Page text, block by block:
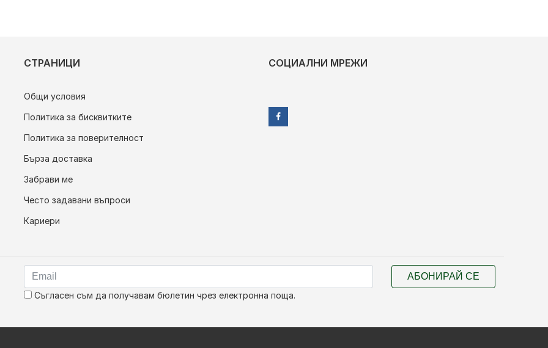
СТРАНИЦИ
Общи условия
Политика за бисквитките
Политика за поверителност
Бърза доставка
Забрави ме
Често задавани въпроси
Кариери
СОЦИАЛНИ МРЕЖИ
Съгласен съм да получавам бюлетин чрез електронна поща.
АБОНИРАЙ СЕ